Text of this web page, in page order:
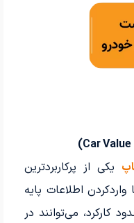
یکی از پرکاربردترین
اطلاعات پایه
کارکرد، می‌توانند در